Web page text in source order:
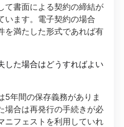
て書面による契約の締結が
います。電子契約の場合
を満たした形式であれば有
した場合はどうすればよい
5年間の保存義務がありま
場合は再発行の手続きが必
ニフェストを利用していれ